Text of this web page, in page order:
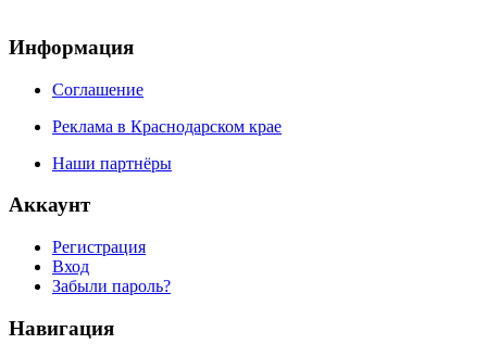
Информация
Соглашение
Реклама в Краснодарском крае
Наши партнёры
Аккаунт
Регистрация
Вход
Забыли пароль?
Навигация